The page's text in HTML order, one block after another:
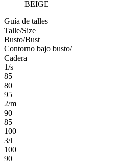
BEIGE
Guía de talles
Talle/Size
Busto/Bust
Contorno bajo busto/
Cadera
1/s
85
80
95
2/m
90
85
100
3/l
100
90